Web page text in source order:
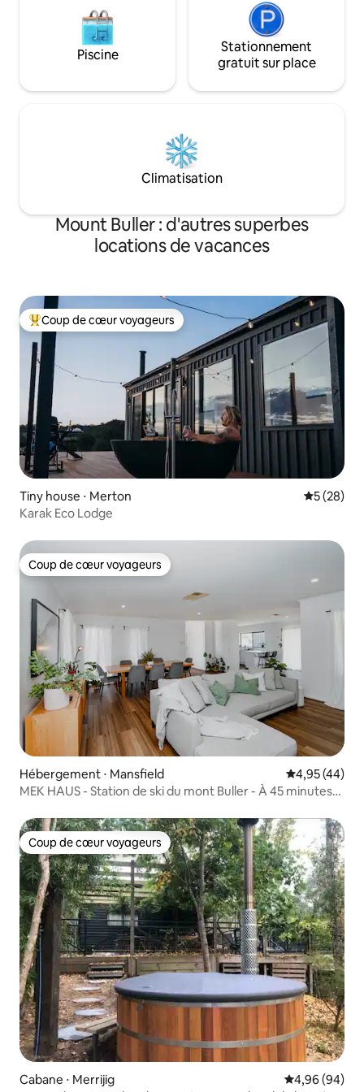
Piscine
Stationnement
gratuit sur place
Climatisation
Mount Buller : d'autres superbes
locations de vacances
Coups de cœur voyageurs les plus appréciés
Coup de cœur voyageurs
Tiny house ⋅ Merton
5 (28)
Karak Eco Lodge
Coup de cœur voyageurs
Coup de cœur voyageurs
Hébergement ⋅ Mansfield Évaluation
4,95 (44)
MEK HAUS - Station de ski du mont Buller - À 45 minutes
Coup de cœur voyageurs
Coup de cœur voyageurs
Cabane ⋅ Merrijig Évaluation
4,96 (94)